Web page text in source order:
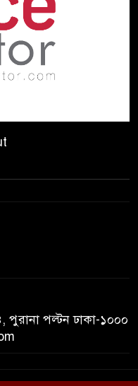
বক্তব্য ‘সমর্থন করে না
রণধীর
কর্মকর্তা পরিচয়ে
ছিলেন জিয়াউল:
পল্টন ঢাকা-১০০০